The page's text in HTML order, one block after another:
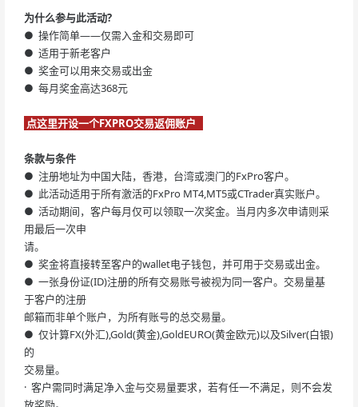
为什么参与此活动?
● 操作简单——仅需入金和交易即可
● 适用于新老客户
● 奖金可以用来交易或出金
● 每月奖金高达368元
点这里开设一个FXPRO交易返佣账户
条款与条件
● 注册地址为中国大陆，香港，台湾或澳门的FxPro客户。
● 此活动适用于所有激活的FxPro MT4,MT5或CTrader真实账户。
● 活动期间，客户每月仅可以领取一次奖金。当月内多次申请则采
用最后一次申
请。
● 奖金将直接转至客户的wallet电子钱包，并可用于交易或出金。
● 一张身份证(ID)注册的所有交易账号被视为同一客户。交易量基
于客户的注册
邮箱而非单个账户，为所有账号的总交易量。
● 仅计算FX(外汇),Gold(黄金),GoldEURO(黄金欧元)以及Silver(白银)
的
交易量。
· 客户需同时满足净入金与交易量要求，若有任一不满足，则不会发